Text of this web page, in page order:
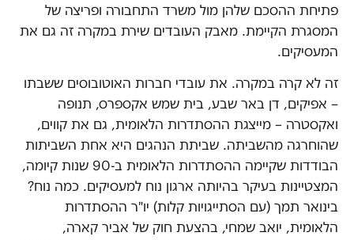
פתיחת ההסכם שלהן מול משרד התחבורה ופריצה של
המסגרת הקיימת. מאבק העובדים שירת במקרה זה גם את
המעסיקים.
זה לא קרה במקרה. את עובדי חברות האוטובוסים ששבתו
– אפיקים, דן באר שבע, בית שמש אקספרס, תנופה
ואקסטרה – מייצגת ההסתדרות הלאומית, גם את קווים,
שהוחרגה מהשביתה. שביתת הנהגים היא אחת השביתות
הבודדות שקיימה ההסתדרות הלאומית ב-90 שנות קיומה,
המצטיינות בעיקר בהיותה ארגון נוח למעסיקים. כמה נוח?
בינואר תמך (עם הסתייגויות קלות) יו"ר ההסתדרות
הלאומית, יואב שמחי, בהצעת חוק של אביר קארה,